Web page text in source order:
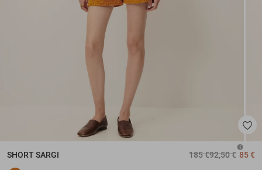
SHORTSARGI 185 €92,50 € 85 €